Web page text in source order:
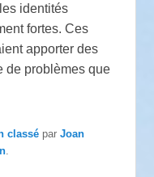
identités
fortes. Ces
apporter des
de problèmes que
classé parJoan